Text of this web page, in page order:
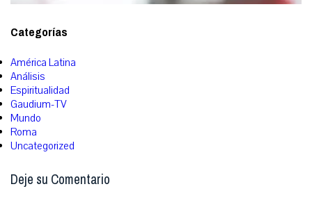
Categorías
América Latina
Análisis
Espiritualidad
Gaudium-TV
Mundo
Roma
Uncategorized
Deje su Comentario